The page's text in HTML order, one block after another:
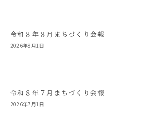
令和８年８月まちづくり会報
2026年8月1日
令和８年７月まちづくり会報
2026年7月1日